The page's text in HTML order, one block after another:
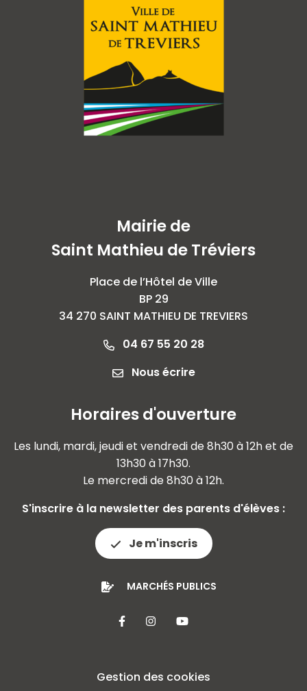
Mairie de
Saint Mathieu de Tréviers
Place de l’Hôtel de Ville
BP 29
34 270 SAINT MATHIEU DE TREVIERS
04 67 55 20 28
Nous écrire
Horaires d'ouverture
Les lundi, mardi, jeudi et vendredi de 8h30 à 12h et de
13h30 à 17h30.
Le mercredi de 8h30 à 12h.
S'inscrire à la newsletter des parents d'élèves :
Je m'inscris
MARCHÉS PUBLICS
Lien vers le compte Facebook
Lien vers le compte
Lien vers la chaîne
Gestion des cookies